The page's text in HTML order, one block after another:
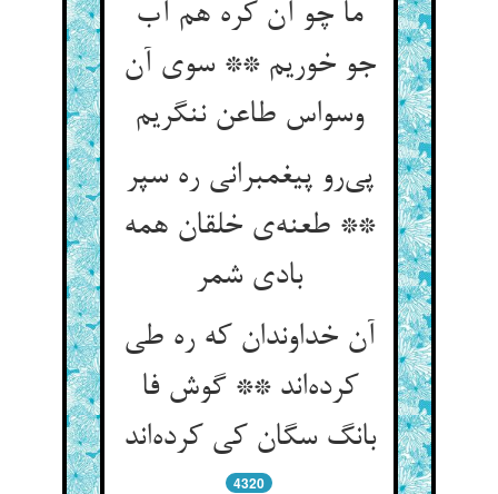
ما چو آن کره هم آب
جو خوریم ** سوی آن
وسواس طاعن ننگریم
پی‌رو پیغمبرانی ره سپر
** طعنه‌ی خلقان همه
بادی شمر
آن خداوندان که ره طی
کرده‌اند ** گوش فا
بانگ سگان کی کرده‌اند
4320